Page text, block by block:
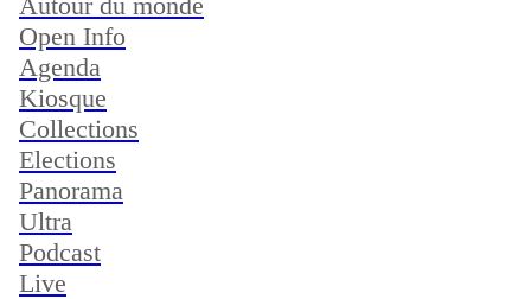
Open Info
Agenda
Kiosque
Collections
Elections
Panorama
Ultra
Podcast
Live